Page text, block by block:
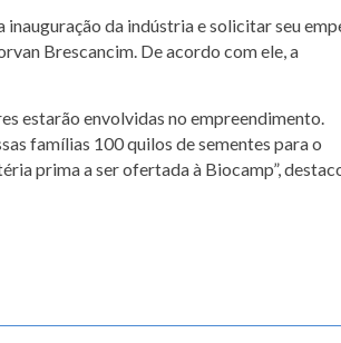
da indústria e solicitar seu
Brescancim. De acordo com ele, a
estarão envolvidas no empreendimento.
famílias 100 quilos de sementes para o
prima a ser ofertada à Biocamp”,